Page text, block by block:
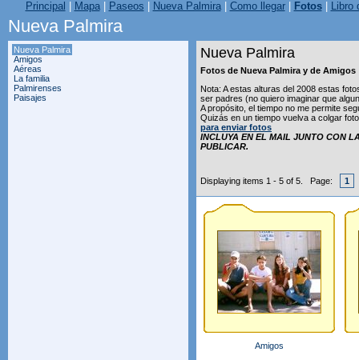
Principal Mapa| Paseos Nueva Palmira| Como llegar| Fotos Libro
Nueva Palmira
Nueva Palmira
Amigos
Aéreas
La familia
Palmirenses
Paisajes
Nueva Palmira
Fotos de Nueva Palmira y de Amigos
Nota: A estas alturas del 2008 estas
ser padres (no quiero imaginar que
A propósito, el tiempo no me permite
Quizás en un tiempo vuelva a colgar
para enviar fotos
INCLUYA EN EL MAIL JUNTO CON
PUBLICAR.
Displaying items 1 - 5 of 5. Page: 1
Amigos